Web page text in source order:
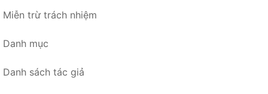
Miễn trừ trách nhiệm
Danh mục
Danh sách tác giả